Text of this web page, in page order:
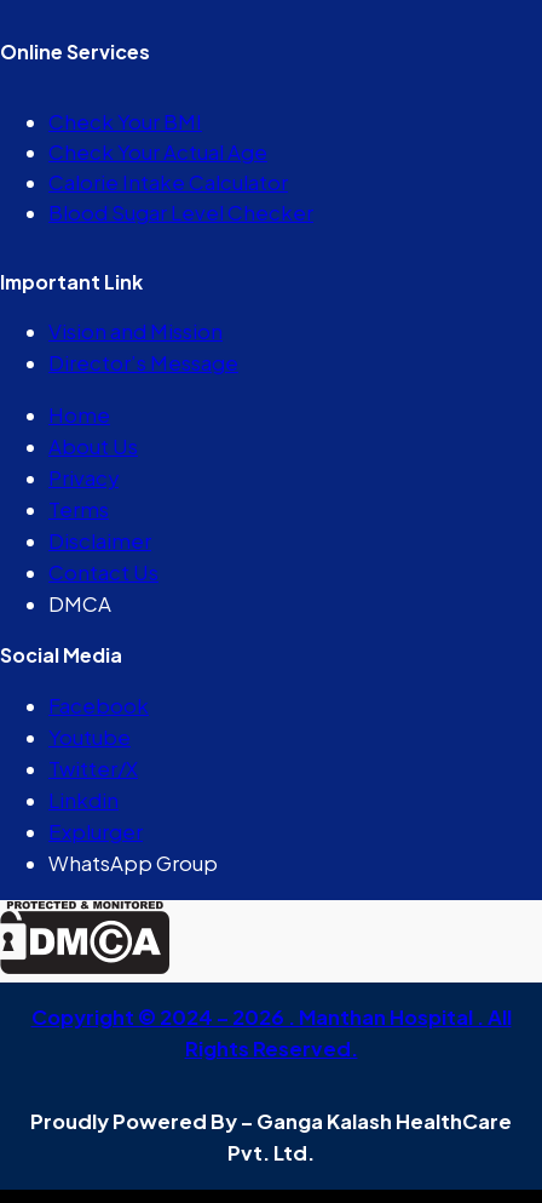
Online Services
Check Your BMI
Check Your Actual Age
Calorie Intake Calculator
Blood Sugar Level Checker
Important Link
Vision and Mission
Director’s Message
Home
About Us
Privacy
Terms
Disclaimer
Contact Us
DMCA
Social Media
Facebook
Youtube
Twitter/X
Linkdin
Explurger
WhatsApp Group
Copyright © 2024 – 2026 . Manthan Hospital . All
Rights Reserved.
Proudly Powered By – Ganga Kalash HealthCare
Pvt. Ltd.